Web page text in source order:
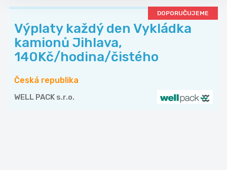
DOPORUČUJEME
Výplaty každý den Vykládka
kamionů Jihlava,
140Kč/hodina/čistého
Česká republika
WELL PACK s.r.o.